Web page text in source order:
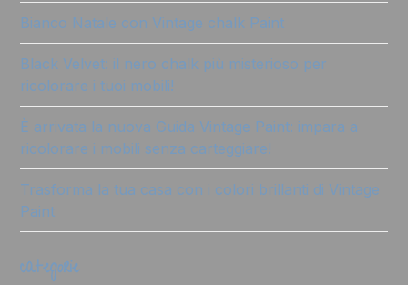
Bianco Natale con Vintage chalk Paint
Black Velvet: il nero chalk più misterioso per
ricolorare i tuoi mobili!
È arrivata la nuova Guida Vintage Paint: impara a
ricolorare i mobili senza carteggiare!
Trasforma la tua casa con i colori brillanti di Vintage
Paint
categorie